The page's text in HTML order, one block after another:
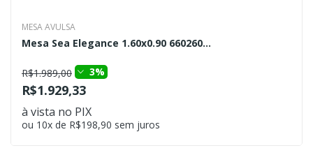
MESA AVULSA
Mesa Sea Elegance 1.60x0.90 660260...
R$1.989,00 3%
R$1.929,33
à vista no PIX
ou 10x de R$198,90 sem juros